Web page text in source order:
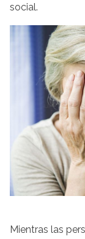
social.
Mientras las